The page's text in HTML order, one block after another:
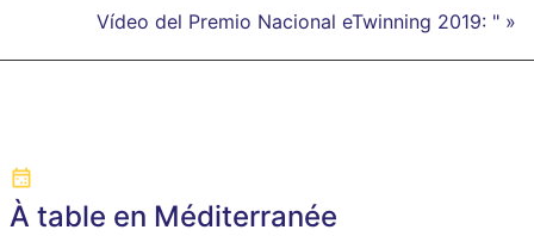
Vídeo del Premio Nacional eTwinning 2019: " »
À table en Méditerranée